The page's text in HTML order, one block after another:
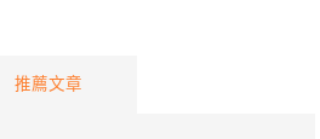
推薦文章